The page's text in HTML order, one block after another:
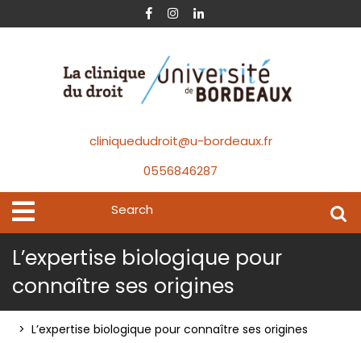
to
FacebookInstagram
cliniquedudroit@u-bordeaux.fr
0556846287
Open
Menu
L’expertise biologique pour
connaître ses origines
> L’expertise biologique pour connaître ses origines